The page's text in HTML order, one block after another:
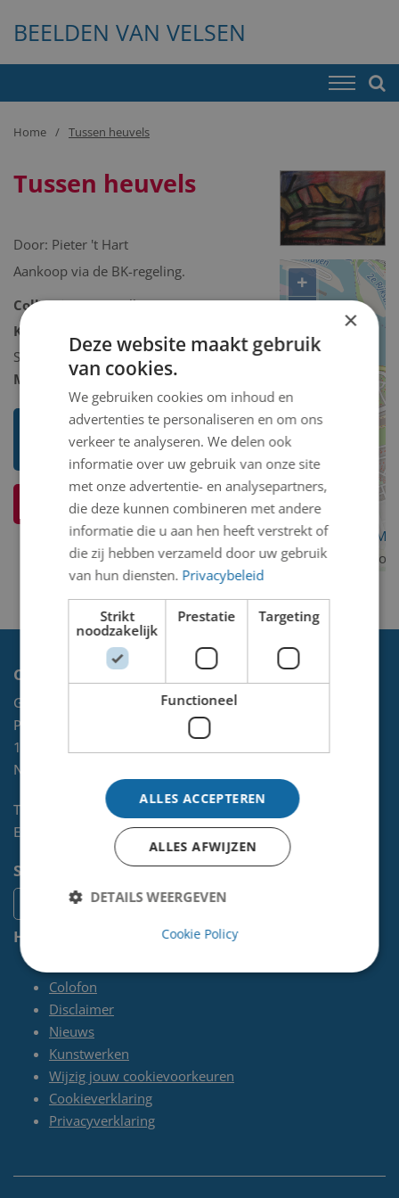
BEELDEN VAN VELSEN
Home Tussen heuvels
Tussen heuvels
Door: Pieter 't Hart
Aankoop via de BK-regeling.
Collectie: Kunstcollectie
Kunstcollectie omschrijving:
Schilderij/tekening/grafiek/foto/streetart
Model 2D/3D: 2D binnen
Toon mij meer werken van Pieter
Ik weet meer over dit kunstwerk
+
Contact
Gemeente Velsen
Postbus 465
1970 AL
NL
Telefoon:
0255-567 200
E-mail:
kunst@velsen.nl
Socials
Handige pagina's
Colofon
Disclaimer
Nieuws
Kunstwerken
Wijzig jouw cookievoorkeuren
Cookieverklaring
Privacyverklaring
×
Deze website maakt gebruik
van cookies.
We gebruiken cookies om inhoud en
advertenties te personaliseren en om ons
verkeer te analyseren. We delen ook
informatie over uw gebruik van onze site
met onze advertentie- en analysepartners,
die deze kunnen combineren met andere
informatie die u aan hen heeft verstrekt of
die zij hebben verzameld door uw gebruik
van hun diensten. Privacybeleid
Strikt
noodzakelijk
Prestatie Targeting
Functioneel
ALLES ACCEPTEREN
ALLES AFWIJZEN
DETAILS WEERGEVEN
Cookie Policy